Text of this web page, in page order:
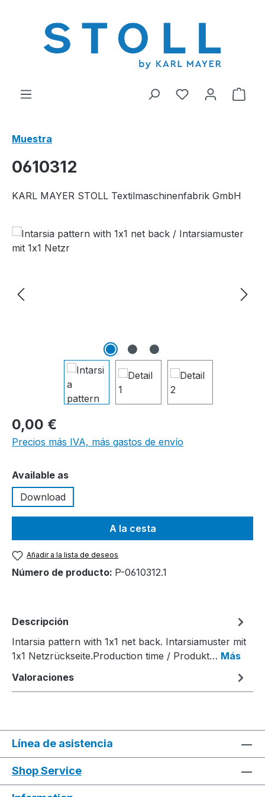
Tienes 0 El
Muestra
0610312
KARL MAYER STOLL Textilmaschinenfabrik GmbH
Omitir galería de imágenes
0,00 €
Precios más IVA, más gastos de envío
Seleccione
Available as
Download
A la cesta
Añadir a la lista de deseos
Número de producto: P-0610312.1
Descripción
Intarsia pattern with 1x1 net back. Intarsiamuster mit
1x1 Netzrückseite.Production time / Produkt… Más
Valoraciones
Línea de asistencia
Shop Service